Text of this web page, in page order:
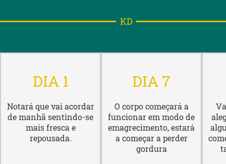
KD
DIA 1
Notará que vai acordar
de manhã sentindo-se
mais fresca e
repousada.
DIA 7
O corpo começará a
funcionar em modo de
emagrecimento, estará
a começar a perder
gordura